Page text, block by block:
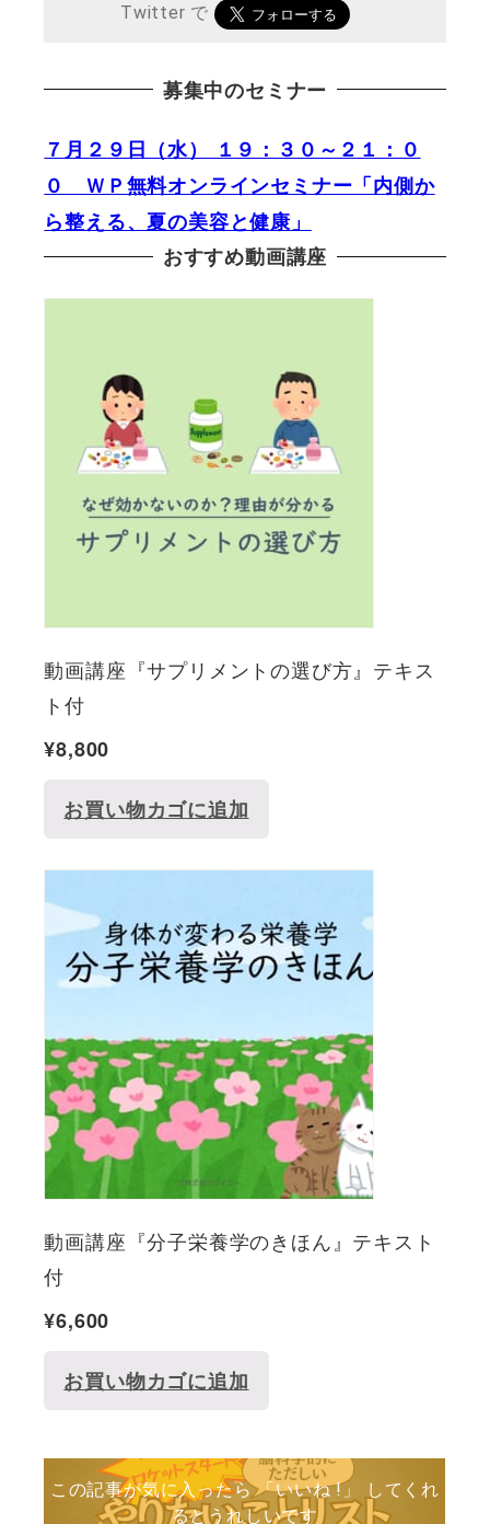
Twitter で
募集中のセミナー
７月２９日（水） １９：３０～２１：０
０ ＷＰ無料オンラインセミナー「内側か
ら整える、夏の美容と健康」
おすすめ動画講座
動画講座『サプリメントの選び方』テキス
ト付
¥8,800
お買い物カゴに追加
動画講座『分子栄養学のきほん』テキスト
付
¥6,600
お買い物カゴに追加
この記事が気に入ったら 「いいね !」 してくれ
るとうれしいです